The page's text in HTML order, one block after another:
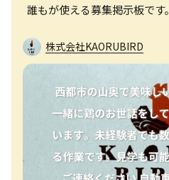
誰もが使える募集掲示板です。
株式会社KAORUBIRD